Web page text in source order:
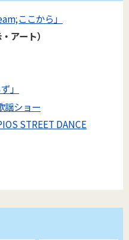
ここから」
アート）
」
謡ショー
STREET DANCE